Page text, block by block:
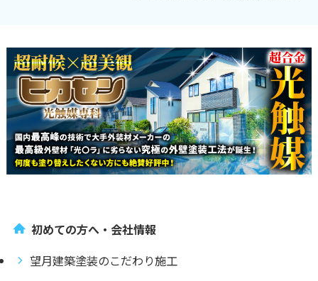
初めての方へ・会社情報
望月建築塗装のこだわり施工